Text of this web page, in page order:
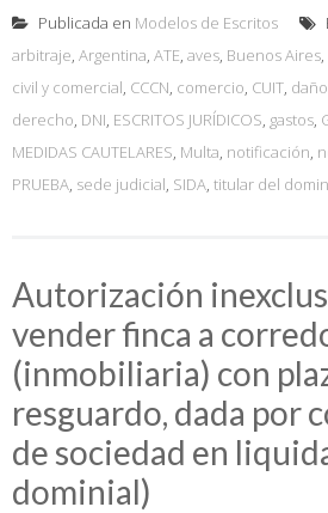
Publicada en Modelos de Escritos
arbitraje, Argentina, ATE, aves, Buenos Aires,
civil y comercial, CCCN, comercio, CUIT,
derecho, DNI, ESCRITOS JURÍDICOS, gastos,
MEDIDAS CAUTELARES, Multa, notificación,
PRUEBA, sede judicial, SIDA, titular del
Autorización
vender finca a
(inmobiliaria) con
resguardo, dada por
de sociedad en
dominial)